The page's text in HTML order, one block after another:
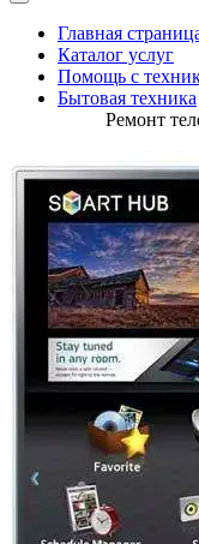
Главная
Каталог услуг
Помощь с
Бытовая техника
Ремонт